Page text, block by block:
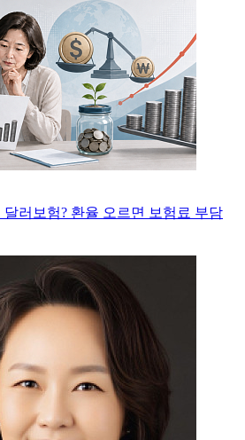
달러보험? 환율 오르면 보험료 부담